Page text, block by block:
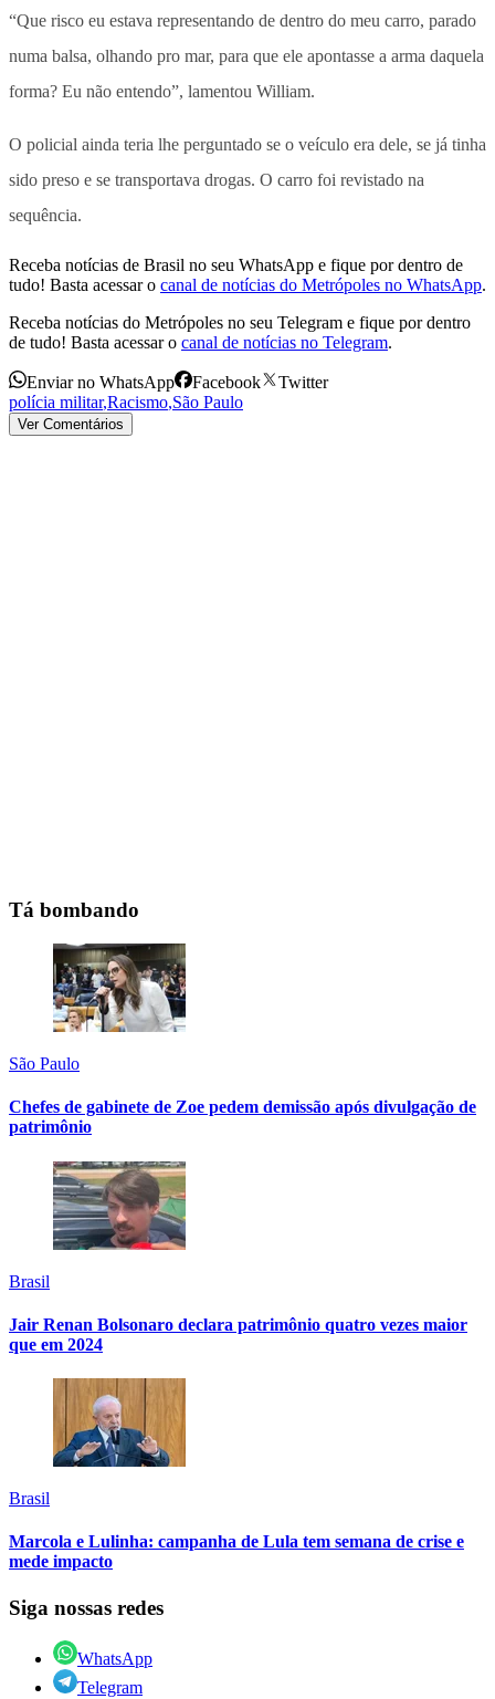
“Que risco eu estava representando de dentro do meu carro, parado
numa balsa, olhando pro mar, para que ele apontasse a arma daquela
forma? Eu não entendo”, lamentou William.
O policial ainda teria lhe perguntado se o veículo era dele, se já tinha
sido preso e se transportava drogas. O carro foi revistado na
sequência.
Receba notícias de Brasil no seu WhatsApp e fique por dentro de
tudo! Basta acessar o canal de notícias do Metrópoles no WhatsApp.
Receba notícias do Metrópoles no seu Telegram e fique por dentro
de tudo! Basta acessar o canal de notícias no Telegram.
Enviar no WhatsApp Facebook
Twitter
polícia militar,Racismo,São Paulo
Ver Comentários
Tá bombando
São Paulo
Chefes de gabinete de Zoe pedem demissão após divulgação de
patrimônio
Brasil
Jair Renan Bolsonaro declara patrimônio quatro vezes maior
que em 2024
Brasil
Marcola e Lulinha: campanha de Lula tem semana de crise e
mede impacto
Siga nossas redes
WhatsApp
Telegram